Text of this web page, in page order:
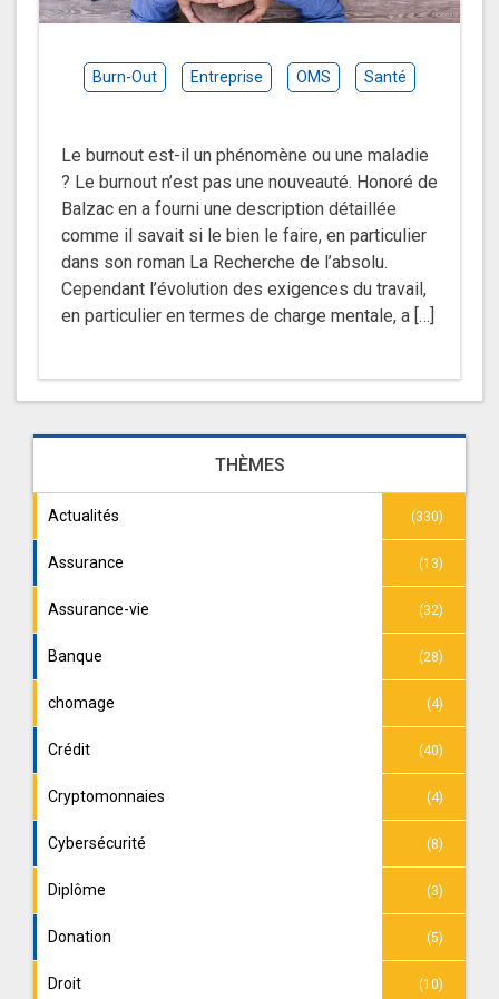
Burn-Out Entreprise OMS Santé
Le burnout est-il un phénomène ou une maladie
? Le burnout n’est pas une nouveauté. Honoré de
Balzac en a fourni une description détaillée
comme il savait si le bien le faire, en particulier
dans son roman La Recherche de l’absolu.
Cependant l’évolution des exigences du travail,
en particulier en termes de charge mentale, a […]
THÈMES
Actualités (330)
Assurance (13)
Assurance-vie (32)
Banque (28)
chomage (4)
Crédit (40)
Cryptomonnaies (4)
Cybersécurité (8)
Diplôme (3)
Donation (5)
Droit (10)